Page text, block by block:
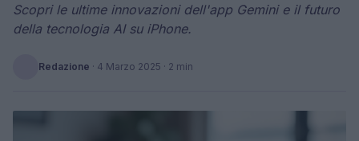
Scopri le ultime innovazioni dell'app Gemini e il futuro
della tecnologia AI su iPhone.
Redazione · 4 Marzo 2025 · 2 min